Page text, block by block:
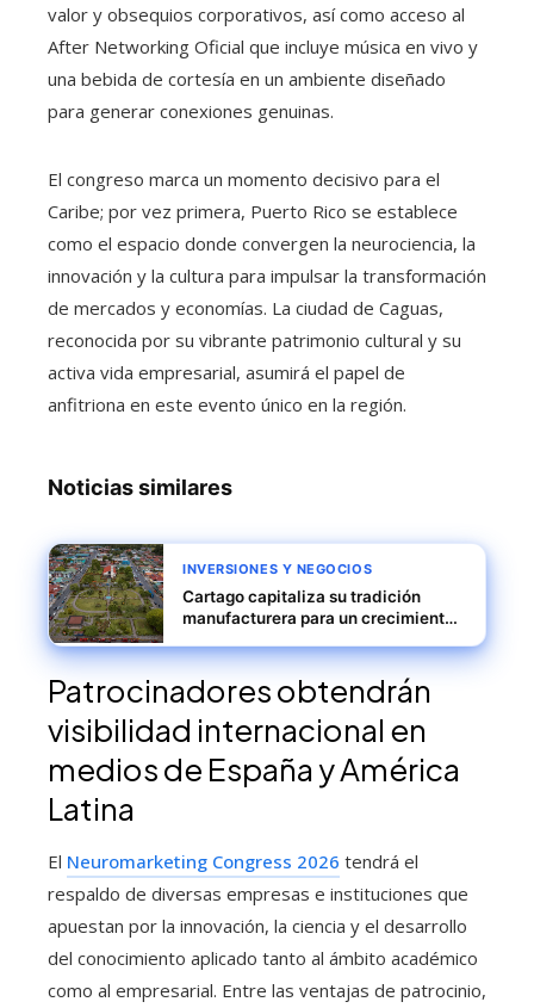
valor y obsequios corporativos, así como acceso al
After Networking Oficial que incluye música en vivo y
una bebida de cortesía en un ambiente diseñado
para generar conexiones genuinas.
El congreso marca un momento decisivo para el
Caribe; por vez primera, Puerto Rico se establece
como el espacio donde convergen la neurociencia, la
innovación y la cultura para impulsar la transformación
de mercados y economías. La ciudad de Caguas,
reconocida por su vibrante patrimonio cultural y su
activa vida empresarial, asumirá el papel de
anfitriona en este evento único en la región.
Noticias similares
INVERSIONES Y NEGOCIOS
Cartago capitaliza su tradición
manufacturera para un crecimiento
Patrocinadores obtendrán
visibilidad internacional en
medios de España y América
Latina
El Neuromarketing Congress 2026 tendrá el
respaldo de diversas empresas e instituciones que
apuestan por la innovación, la ciencia y el desarrollo
del conocimiento aplicado tanto al ámbito académico
como al empresarial. Entre las ventajas de patrocinio,